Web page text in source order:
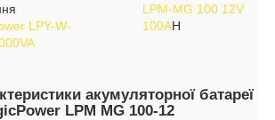
LPY-W-
LPM-MG 100 12V
100AH
акумуляторної батареї
LPM MG 100-12